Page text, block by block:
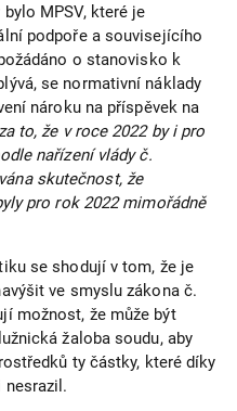
MPSV, které je
podpoře a souvisejícího
o stanovisko k
se normativní náklady
nároku na příspěvek na
to, že v roce 2022 by i pro
nařízení vlády č.
skutečnost, že
pro rok 2022 mimořádně
se shodují v tom, že je
ve smyslu zákona č.
možnost, že může být
žaloba soudu, aby
ty částky, které díky
nesrazil.